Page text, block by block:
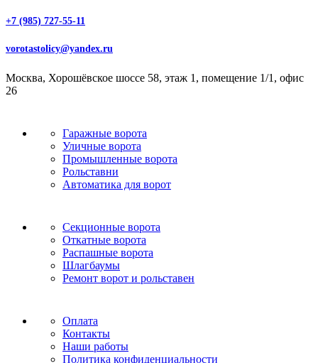
+7 (985) 727-55-11
vorotastolicy@yandex.ru
Москва, Хорошёвское шоссе 58, этаж 1, помещение 1/1, офис
26
Гаражные ворота
Уличные ворота
Промышленные ворота
Рольставни
Автоматика для ворот
Секционные ворота
Откатные ворота
Распашные ворота
Шлагбаумы
Ремонт ворот и рольставен
Оплата
Контакты
Наши работы
Политика конфиденциальности